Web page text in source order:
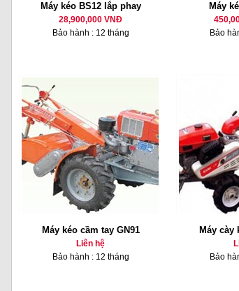
Máy kéo BS12 lắp phay
28,900,000 VNĐ
Bảo hành : 12 tháng
Máy
Bảo
Máy kéo cầm tay GN91
Liên hệ
Bảo hành : 12 tháng
Máy cày
Bảo